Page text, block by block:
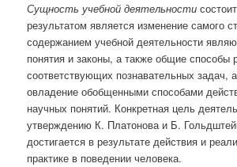
Сущность учебной деятельности
результатом является изменение самого
содержанием учебной деятельности
понятия и законы, а также общие способы
соответствующих познавательных задач,
овладение обобщенными способами
научных понятий. Конкретная цель
утверждению К. Платонова и Б.
достигается в результате действия и
практике в поведении человека.